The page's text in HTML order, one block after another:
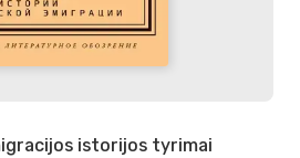
istorijos tyrimai